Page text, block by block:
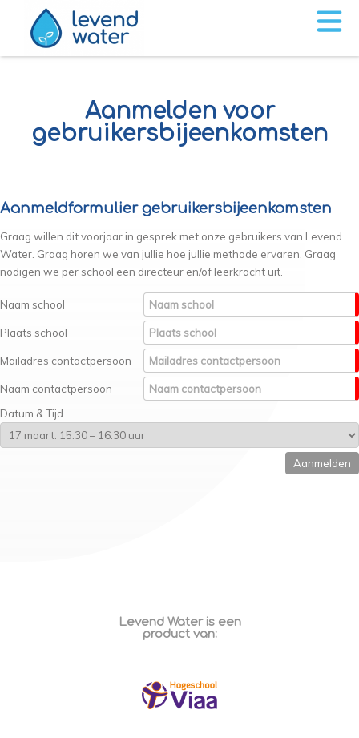
Aanmelden voor
gebruikersbijeenkomsten
Aanmeldformulier gebruikersbijeenkomsten
Graag willen dit voorjaar in gesprek met onze gebruikers van Levend
Water. Graag horen we van jullie hoe jullie methode ervaren. Graag
nodigen we per school een directeur en/of leerkracht uit.
Naam school
Plaats school
Mailadres contactpersoon
Naam contactpersoon
Datum & Tijd
Levend Water is een
product van: